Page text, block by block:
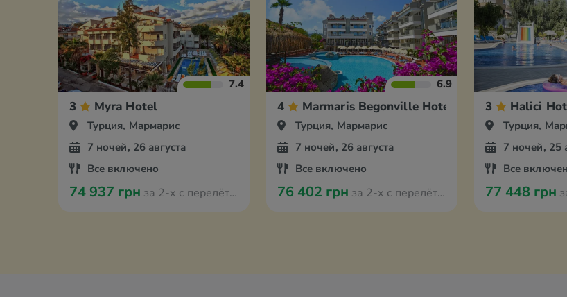
7.4
3 Myra Hotel
Турция, Мармарис
7 ночей, 26 августа
Все включено
74 937 грн за 2-х с перелётом из Амстердама
6.9
4 Marmaris Begonville Hotel
Турция, Мармарис
7 ночей, 26 августа
Все включено
76 402 грн за 2-х с перелётом из Амстердама
3 Halici
Турция,
7 ночей, 25
Все
77 448 грн